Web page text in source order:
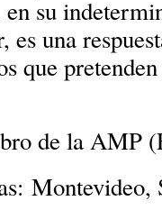
su
es una
que
de la AMP
Montevideo,